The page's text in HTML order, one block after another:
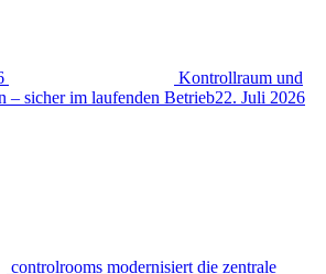
Kontrollraum und
– sicher im laufenden Betrieb22. Juli 2026
controlrooms modernisiert die zentrale